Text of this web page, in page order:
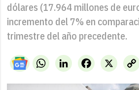
dólares (17.964 millones de
incremento del 7% en
trimestre del año precedente.
WhatsAppLinkedIn X
Facebook